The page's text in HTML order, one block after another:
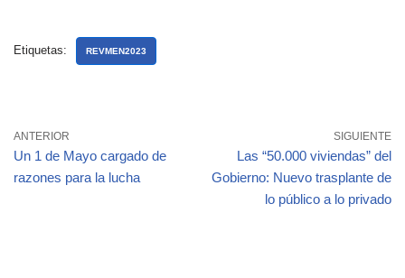
Etiquetas: REVMEN2023
ANTERIOR
Un 1 de Mayo cargado de
razones para la lucha
SIGUIENTE
Las “50.000 viviendas” del
Gobierno: Nuevo trasplante de
lo público a lo privado